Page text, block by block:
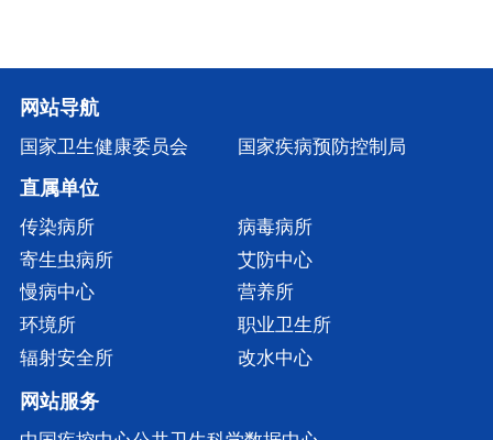
网站导航
国家卫生健康委员会 国家疾病预防控制局
直属单位
传染病所
病毒病所
寄生虫病所
艾防中心
慢病中心
营养所
环境所
职业卫生所
辐射安全所
改水中心
网站服务